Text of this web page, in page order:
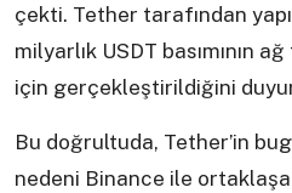
çekti. Tether tarafından
milyarlık USDT basımının
için gerçekleştirildiğini
Bu doğrultuda, Tether’in
nedeni Binance ile